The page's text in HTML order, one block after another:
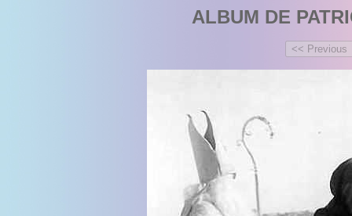
ALBUM DE